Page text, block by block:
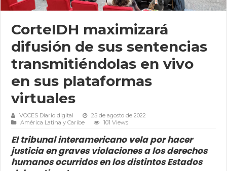
CorteIDH maximizará
difusión de sus sentencias
transmitiéndolas en vivo
en sus plataformas
virtuales
VOCES Diario digital
25 de agosto de 2022
América Latina y Caribe
101 Views
El tribunal interamericano vela por hacer
justicia en graves violaciones a los derechos
humanos ocurridos en los distintos Estados